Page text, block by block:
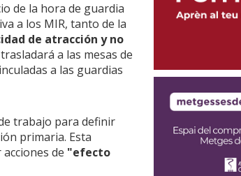
de la hora de guardia
a los MIR, tanto de la
de atracción y no
a las mesas de
a las guardias
trabajo para definir
primaria. Esta
de "efecto